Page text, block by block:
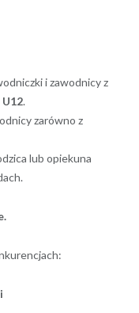
i zawodnicy z
U12.
zarówno z
lub opiekuna